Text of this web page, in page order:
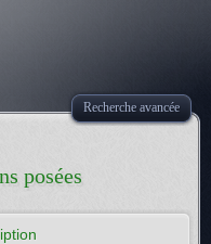
Recherche avancée
posées